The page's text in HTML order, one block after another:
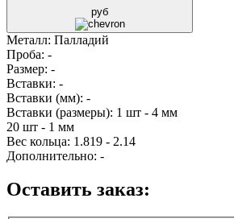
руб
Металл: Палладий
Проба: -
Размер: -
Вставки: -
Вставки (мм): -
Вставки (размеры): 1 шт - 4 мм
20 шт - 1 мм
Вес кольца: 1.819 - 2.14
Дополнительно: -
Оставить заказ: